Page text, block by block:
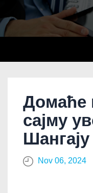
Домаће
сајму
Шангају
Nov 06, 2024